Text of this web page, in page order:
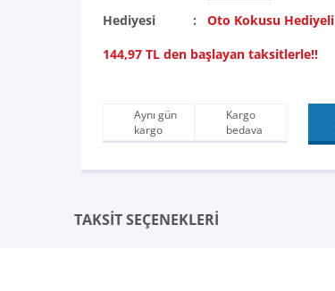
Hediyesi
Oto Kokusu Hediyeli
144,97 TL den başlayan taksitlerle!!
Aynı gün
kargo
Kargo
bedava
TAKSİT SEÇENEKLERİ